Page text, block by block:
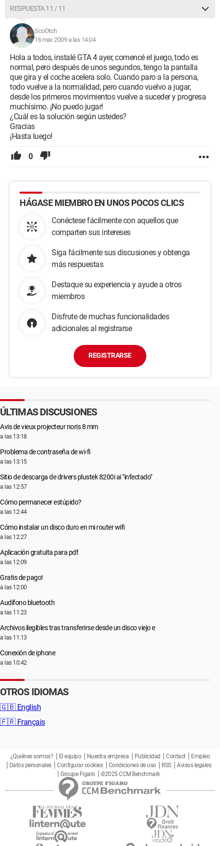
RESPUESTA 11 / 11
ScoOtch
16 mar. 2009 a las 14:04
Hola a todos, instalé GTA 4 ayer, comencé el juego, todo es
normal, pero después de unos segundos, tengo la pantalla
que gira y el coche acelera solo. Cuando paro a la persona,
todo vuelve a la normalidad, pero cuando vuelvo a jugar,
desde los primeros movimientos vuelve a suceder y progresa
muchísimo. ¡No puedo jugar!
¿Cuál es la solución según ustedes?
Gracias
¡Hasta luego!
0
HÁGASE MIEMBRO EN UNOS POCOS CLICS
Conéctese fácilmente con aquellos que
comparten sus intereses
Siga fácilmente sus discusiones y obtenga
más respuestas
Destaque su experiencia y ayude a otros
miembros
Disfrute de muchas funcionalidades
adicionales al registrarse
REGISTRARSE
ÚLTIMAS DISCUSIONES
Avis de vieux projecteur noris 8 mm
a las 13:18
Problema de contraseña de wi-fi
a las 13:15
Sitio de descarga de drivers plustek 8200i ai "infectado"
a las 12:57
Cómo permanecer estúpido?
a las 12:44
Cómo instalar un disco duro en mi router wifi
a las 12:27
Aplicación gratuita para pdf
a las 12:09
Gratis de pago!
a las 12:00
Audífono bluetooth
a las 11:23
Archivos ilegibles tras transferirse desde un disco viejo e
a las 11:13
Conexión de iphone
a las 10:42
OTROS IDIOMAS
🇬🇧 English
🇫🇷 Français
¿Quiénes somos? El equipo Nuestra empresa Publicidad Contact
Empleo
Datos personales
Configurar cookies Condiciones de uso RSS
Avisos legales
Groupe Figaro
©2025 CCM Benchmark